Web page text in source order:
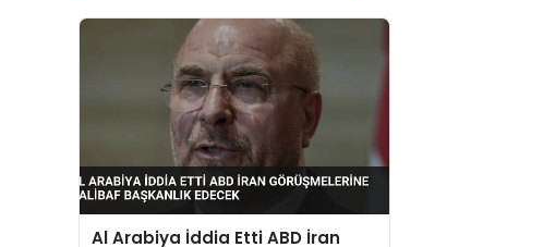
Al Arabiya İddia Etti ABD İran